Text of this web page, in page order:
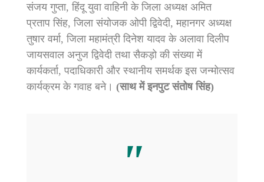
संजय गुप्ता, हिंदू युवा वाहिनी के जिला अध्यक्ष अमित
प्रताप सिंह, जिला संयोजक ओपी द्विवेदी, महानगर अध्यक्ष
तुषार वर्मा, जिला महामंत्री दिनेश यादव के अलावा दिलीप
जायसवाल अनुज द्विवेदी तथा सैकड़ो की संख्या में
कार्यकर्ता, पदाधिकारी और स्थानीय समर्थक इस जन्मोत्सव
कार्यक्रम के गवाह बने। (साथ में इनपुट संतोष सिंह)